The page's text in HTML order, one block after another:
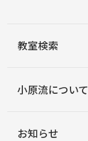
教室検索
小原流について
お知らせ